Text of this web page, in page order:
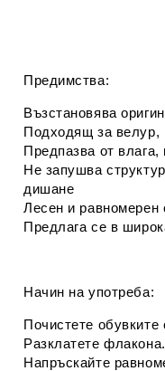
Предимства:
Възстановява
Подходящ за велур,
Предпазва от
Не запушва
дишане
Лесен и равномерен
Предлага се в
Начин на употреба:
Почистете обувките
Разклатете флакона.
Напръскайте